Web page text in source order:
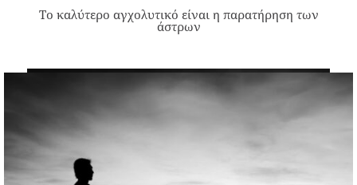
Το καλύτερο αγχολυτικό είναι η παρατήρηση των
άστρων